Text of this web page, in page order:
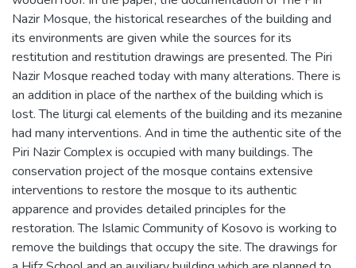
Nazir Mosque, the historical researches of the building and
its environments are given while the sources for its
restitution and restitution drawings are presented. The Piri
Nazir Mosque reached today with many alterations. There is
an addition in place of the narthex of the building which is
lost. The liturgi cal elements of the building and its mezanine
had many interventions. And in time the authentic site of the
Piri Nazir Complex is occupied with many buildings. The
conservation project of the mosque contains extensive
interventions to restore the mosque to its authentic
apparence and provides detailed principles for the
restoration. The Islamic Community of Kosovo is working to
remove the buildings that occupy the site. The drawings for